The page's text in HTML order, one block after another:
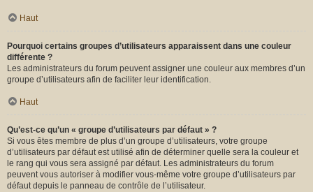
Haut
Pourquoi certains groupes d’utilisateurs apparaissent dans une couleur
différente ?
Les administrateurs du forum peuvent assigner une couleur aux membres d’un
groupe d’utilisateurs afin de faciliter leur identification.
Haut
Qu’est-ce qu’un « groupe d’utilisateurs par défaut » ?
Si vous êtes membre de plus d’un groupe d’utilisateurs, votre groupe
d’utilisateurs par défaut est utilisé afin de déterminer quelle sera la couleur et
le rang qui vous sera assigné par défaut. Les administrateurs du forum
peuvent vous autoriser à modifier vous-même votre groupe d’utilisateurs par
défaut depuis le panneau de contrôle de l’utilisateur.